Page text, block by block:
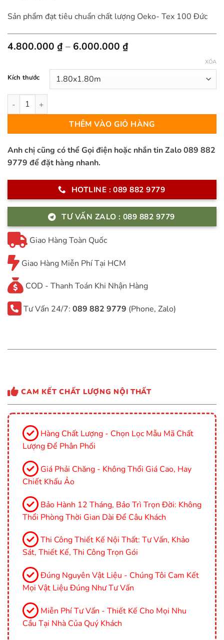
Sản phẩm đạt tiêu chuẩn chất lượng Oeko- Tex 100 Đức
4.800.000 ₫– 6.000.000 ₫Khoảng
6.000.000 ₫
Kích thước
XÓA
Thảm Sofa Sợi Ngắn – MS0011R số lượng
THÊM VÀO GIỎ HÀNG
Anh chị cũng có thể Gọi điện hoặc nhắn tin Zalo 089 882
9779 để đặt hàng nhanh.
HOTLINE : 089 882 9779
TƯ VẤN ZALO : 089 882 9779
Giao Hàng Toàn Quốc
Giao Hàng Miễn Phí Tại HCM
COD - Thanh Toán Khi Nhận Hàng
Tư Vấn 24/7: 089 882 9779 (Phone, Zalo)
CAM KẾT CHẤT LƯỢNG NỘI THẤT
Hàng Chất Lượng - Chọn Lọc Mẫu Mã Chất
Lượng Để Phân Phối
Giá Phải Chăng - Không Thổi Giá Cao, Hay
Chiết Khấu Ảo
Bảo Hành 12 Tháng, Bảo Trì Trọn Đời: Không
Thổi Phòng Thời Gian Dài Để Câu Khách
Thi Công Thiết Kế Nội Thất: Tư Vấn, Khảo
Sát, Thiết Kế, Thi Công Trọn Gói
Đúng Nguyên Vật Liệu - Chúng Tôi Cam Kết
Mọi Vật Liệu Đúng Như Tư Vấn
Miễn Phí Tư Vấn - Thiết Kế Cho Mọi Nhu
Cầu Tại Nhà Của Quý Khách